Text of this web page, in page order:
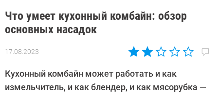
Что умеет кухонный комбайн: обзор
основных насадок
17.08.2023
Автор:
Кухонный комбайн может работать и как
измельчитель, и как блендер, и как мясорубка —